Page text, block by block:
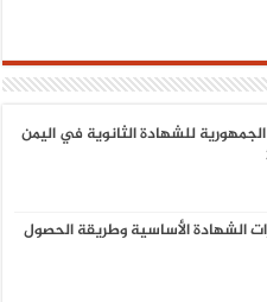
للشهادة الثانوية في اليمن
الشهادة الأساسية وطريقة الحصول